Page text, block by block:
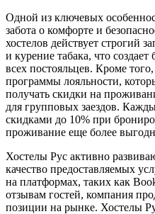
Одной из ключевых
забота о комфорте и
хостелов действует строгий
и курение табака, что
всех постояльцев. Кроме
программы лояльности,
получать скидки на
для групповых заездов.
скидками до 10% при
проживание еще более
Хостелы Рус активно
качество предоставляемых
на платформах, таких как
отзывам гостей, компания
позиции на рынке. Хостелы